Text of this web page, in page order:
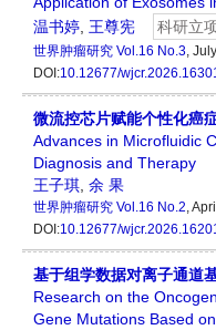
温书婷 王尊宪 科研立
世界肿瘤研究 Vol.16 No.3,
DOI:10.12677/
微流控芯片赋能个性化癌
Advances in Microfluidic
Diagnosis and Therapy
王子琪 余 果
世界肿瘤研究 Vol.16 No.2,
DOI:10.12677/
基于组学数据对离子通道
Research on the
Gene Mutations Based